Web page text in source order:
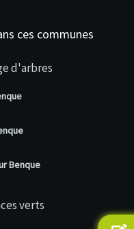
ces communes
d'arbres
Benque
verts